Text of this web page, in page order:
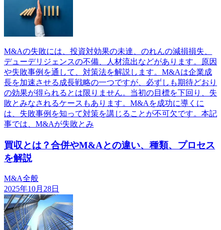
M&Aの失敗には、投資対効果の未達、のれんの減損損失、
デューデリジェンスの不備、人材流出などがあります。原因
や失敗事例を通して、対策法を解説します。M&Aは企業成
長を加速させる成長戦略の一つですが、必ずしも期待どおり
の効果が得られるとは限りません。当初の目標を下回り、失
敗とみなされるケースもあります。M&Aを成功に導くに
は、失敗事例を知って対策を講じることが不可欠です。本記
事では、M&Aが失敗とみ
買収とは？合併やM&Aとの違い、種類、プロセス
を解説
M&A全般
2025年10月28日